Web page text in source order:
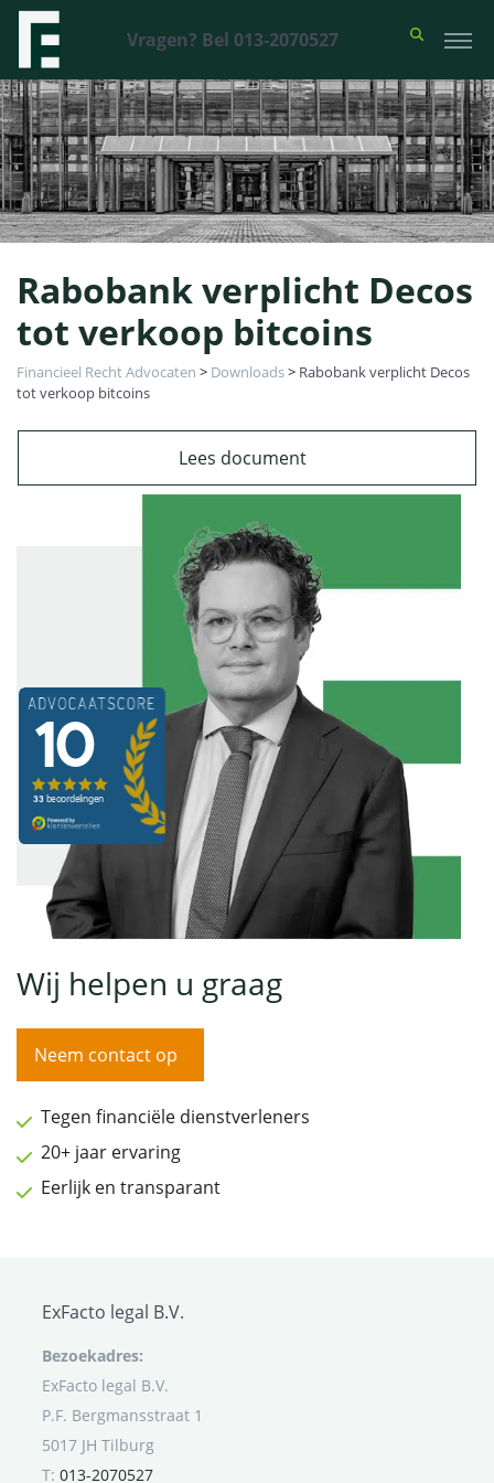
Vragen? Bel 013-2070527
Rabobank verplicht Decos
tot verkoop bitcoins
Financieel Recht Advocaten > Downloads> Rabobank verplicht Decos
tot verkoop bitcoins
Lees document
Wij helpen u graag
Neem contact op
Tegen financiële dienstverleners
20+ jaar ervaring
Eerlijk en transparant
ExFacto legal B.V.
Bezoekadres:
ExFacto legal B.V.
P.F. Bergmansstraat 1
5017 JH Tilburg
T: 013-2070527